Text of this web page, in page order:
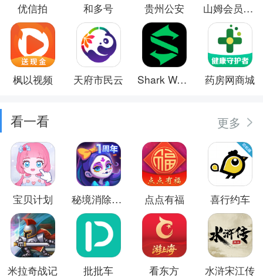
优信拍 和多号 贵州公安 山姆会员商店
枫以视频 天府市民云 Shark Wear 药房网商城
看一看 更多
宝贝计划 秘境消除故事 点点有福 喜行约车
米拉奇战记 批批车 看东方 水浒宋江传